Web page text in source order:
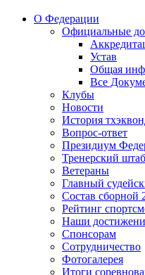
О Федерации
Официальные
Устав
Общая
Все
Клубы
Новости
История
Вопрос-ответ
Президиум
Тренерский штаб
Ветераны
Главный
Состав сборной
Рейтинг
Наши
Спонсорам
Сотрудничество
Фотогалерея
Итоги